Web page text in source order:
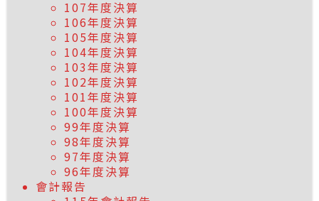
107年度決算
106年度決算
105年度決算
104年度決算
103年度決算
102年度決算
101年度決算
100年度決算
99年度決算
98年度決算
97年度決算
96年度決算
會計報告